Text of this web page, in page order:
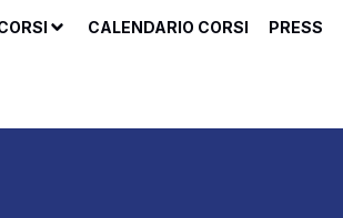
CALENDARIO CORSI PRESS